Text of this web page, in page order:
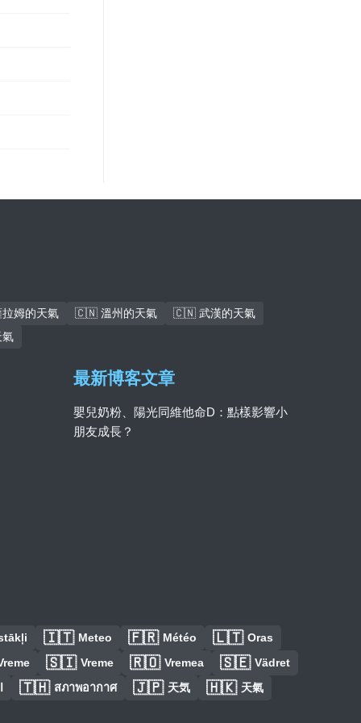
姆的天氣 🇨🇳 溫州的天氣
🇨🇳 武漢的天氣
最新博客文章
嬰兒奶粉、陽光同維他命D：點樣影響小
朋友成長？
🇮🇹 Meteo 🇫🇷 Météo 🇱🇹 Oras
🇸🇮 Vreme 🇷🇴 Vremea 🇸🇪 Vädret
🇹🇭 สภาพอากาศ 🇯🇵 天気 🇭🇰 天氣